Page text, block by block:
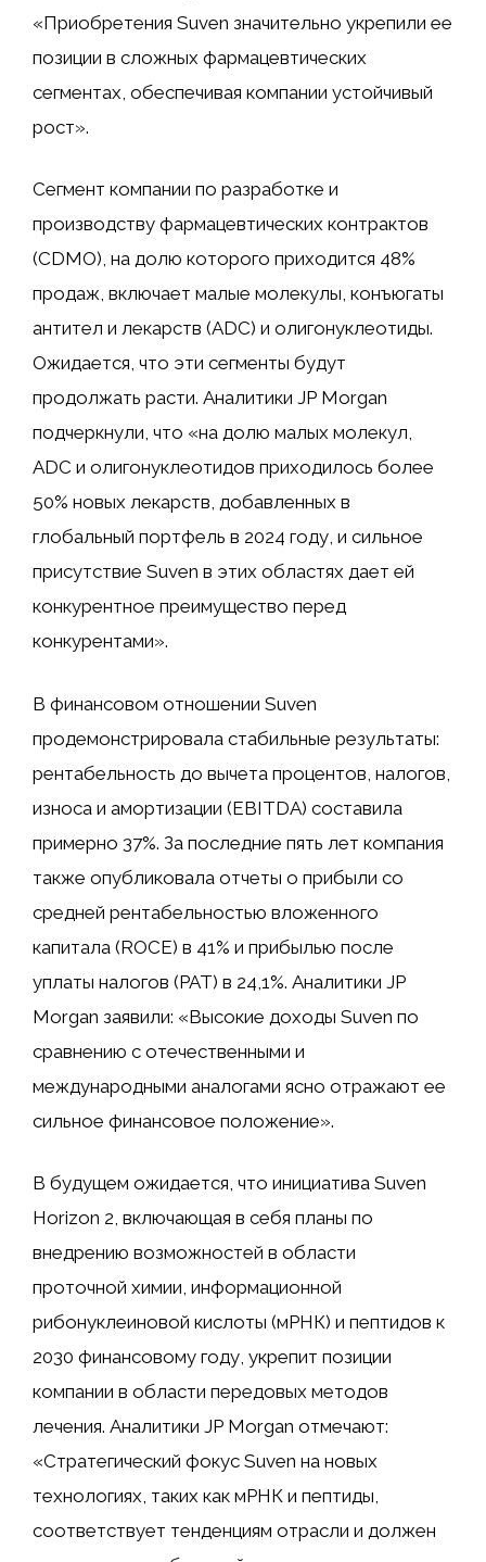
«Приобретения Suven значительно укрепили ее
позиции в сложных фармацевтических
сегментах, обеспечивая компании устойчивый
рост».
Сегмент компании по разработке и
производству фармацевтических контрактов
(CDMO), на долю которого приходится 48%
продаж, включает малые молекулы, конъюгаты
антител и лекарств (ADC) и олигонуклеотиды.
Ожидается, что эти сегменты будут
продолжать расти. Аналитики JP Morgan
подчеркнули, что «на долю малых молекул,
ADC и олигонуклеотидов приходилось более
50% новых лекарств, добавленных в
глобальный портфель в 2024 году, и сильное
присутствие Suven в этих областях дает ей
конкурентное преимущество перед
конкурентами».
В финансовом отношении Suven
продемонстрировала стабильные результаты:
рентабельность до вычета процентов, налогов,
износа и амортизации (EBITDA) составила
примерно 37%. За последние пять лет компания
также опубликовала отчеты о прибыли со
средней рентабельностью вложенного
капитала (ROCE) в 41% и прибылью после
уплаты налогов (PAT) в 24,1%. Аналитики JP
Morgan заявили: «Высокие доходы Suven по
сравнению с отечественными и
международными аналогами ясно отражают ее
сильное финансовое положение».
В будущем ожидается, что инициатива Suven
Horizon 2, включающая в себя планы по
внедрению возможностей в области
проточной химии, информационной
рибонуклеиновой кислоты (мРНК) и пептидов к
2030 финансовому году, укрепит позиции
компании в области передовых методов
лечения. Аналитики JP Morgan отмечают:
«Стратегический фокус Suven на новых
технологиях, таких как мРНК и пептиды,
соответствует тенденциям отрасли и должен